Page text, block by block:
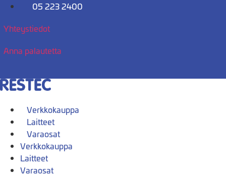
Mene
05 223 2400
Yhteystiedot
Anna palautetta
Verkkokauppa
Laitteet
Varaosat
Verkkokauppa
Laitteet
Varaosat